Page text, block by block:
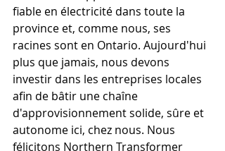
fiable en électricité dans toute la
province et, comme nous, ses
racines sont en Ontario. Aujourd'hui
plus que jamais, nous devons
investir dans les entreprises locales
afin de bâtir une chaîne
d'approvisionnement solide, sûre et
autonome ici, chez nous. Nous
félicitons Northern Transformer